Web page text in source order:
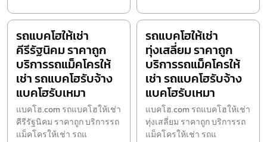
รถแบคโฮให้เช่า
คีรีรัฐนิคม ราคาถูก
บริการรถแม็คโครให้
เช่า รถแบคโฮรับจ้าง
แบคโฮรับเหมา
แบคโฮ.com รถแบคโฮให้เช่า
คีรีรัฐนิคม ราคาถูก บริการรถ
แม็คโครให้เช่า รถแ
รถแบคโฮให้เช่า
ทุ่งเสลี่ยม ราคาถูก
บริการรถแม็คโครให้
เช่า รถแบคโฮรับจ้าง
แบคโฮรับเหมา
แบคโฮ.com รถแบคโฮให้เช่า
ทุ่งเสลี่ยม ราคาถูก บริการรถ
แม็คโครให้เช่า รถแ